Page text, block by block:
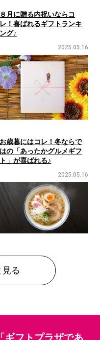
８月に贈る内祝いならコ
レ！喜ばれるギフトランキ
ング♪
2025.05.16
お歳暮にはコレ！冬ならで
はの「あったかグルメギフ
ト」が喜ばれる♪
2025.05.16
る